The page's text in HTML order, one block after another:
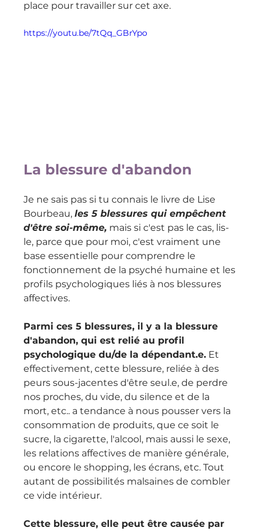
place pour travailler sur cet axe.
https://youtu.be/7tQq_GBrYpo
La blessure d'abandon
Je ne sais pas si tu connais le livre de Lise
Bourbeau, les 5 blessures qui empêchent
d'être soi-même, mais si c'est pas le cas, lis-
le, parce que pour moi, c'est vraiment une
base essentielle pour comprendre le
fonctionnement de la psyché humaine et les
profils psychologiques liés à nos blessures
affectives.
Parmi ces 5 blessures, il y a la blessure
d'abandon, qui est relié au profil
psychologique du/de la dépendant.e. Et
effectivement, cette blessure, reliée à des
peurs sous-jacentes d'être seul.e, de perdre
nos proches, du vide, du silence et de la
mort, etc.. a tendance à nous pousser vers la
consommation de produits, que ce soit le
sucre, la cigarette, l'alcool, mais aussi le sexe,
les relations affectives de manière générale,
ou encore le shopping, les écrans, etc. Tout
autant de possibilités malsaines de combler
ce vide intérieur.
Cette blessure, elle peut être causée par